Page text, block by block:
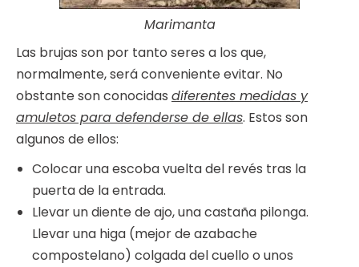
Marimanta
Las brujas son por tanto seres a los que,
normalmente, será conveniente evitar. No
obstante son conocidas diferentes medidas y
amuletos para defenderse de ellas. Estos son
algunos de ellos:
Colocar una escoba vuelta del revés tras la
puerta de la entrada.
Llevar un diente de ajo, una castaña pilonga.
Llevar una higa (mejor de azabache
compostelano) colgada del cuello o unos